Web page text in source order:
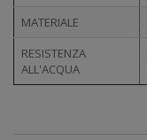
MATERIALE
RESISTENZA
ALL'ACQUA